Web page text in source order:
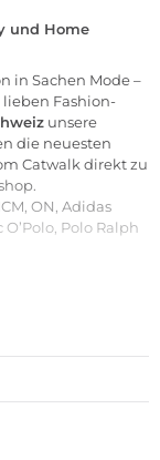
und Home
in Sachen Mode –
lieben Fashion-
unsere
die neuesten
Catwalk direkt zu
, ON, Adidas
O’Polo, Polo Ralph